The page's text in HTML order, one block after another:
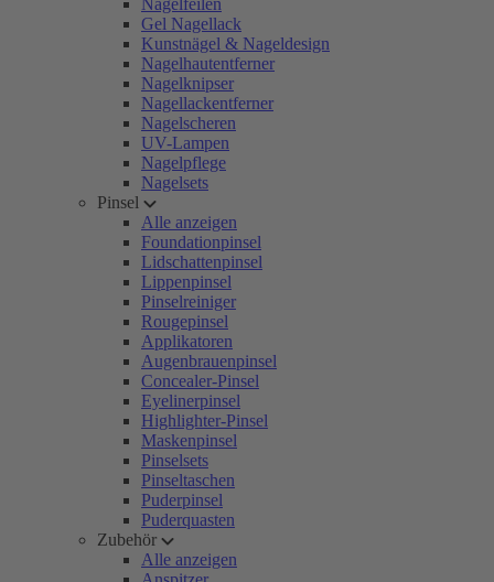
Nagelfeilen
Gel Nagellack
Kunstnägel & Nageldesign
Nagelhautentferner
Nagelknipser
Nagellackentferner
Nagelscheren
UV-Lampen
Nagelpflege
Nagelsets
Pinsel
Alle anzeigen
Foundationpinsel
Lidschattenpinsel
Lippenpinsel
Pinselreiniger
Rougepinsel
Applikatoren
Augenbrauenpinsel
Concealer-Pinsel
Eyelinerpinsel
Highlighter-Pinsel
Maskenpinsel
Pinselsets
Pinseltaschen
Puderpinsel
Puderquasten
Zubehör
Alle anzeigen